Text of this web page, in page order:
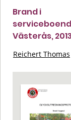
Brand i
Västerås,
Reichert Thomas